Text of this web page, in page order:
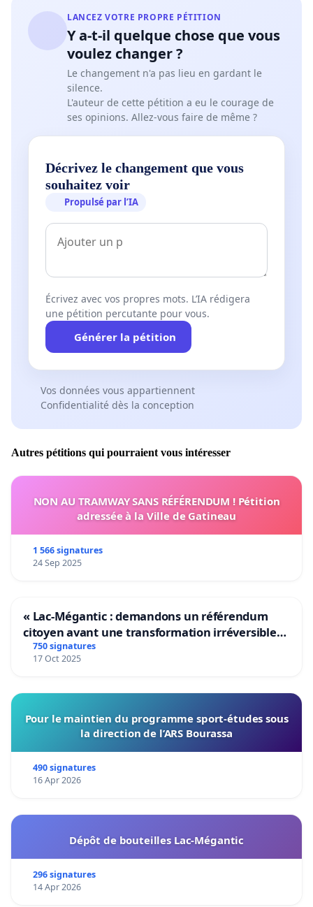
LANCEZ VOTRE PROPRE PÉTITION
Y a-t-il quelque chose que vous
voulez changer ?
Le changement n'a pas lieu en gardant le
silence.
L'auteur de cette pétition a eu le courage de
ses opinions. Allez-vous faire de même ?
Décrivez le changement que vous
souhaitez voir
Propulsé par l’IA
Écrivez avec vos propres mots. L’IA rédigera
une pétition percutante pour vous.
Générer la pétition
Vos données vous appartiennent
Confidentialité dès la conception
Autres pétitions qui pourraient vous intéresser
NON AU TRAMWAY SANS RÉFÉRENDUM ! Pétition
adressée à la Ville de Gatineau
1 566 signatures
24 Sep 2025
« Lac-Mégantic : demandons un référendum
citoyen avant une transformation irréversible
de notre territoire »
750 signatures
17 Oct 2025
Pour le maintien du programme sport-études sous
la direction de l’ARS Bourassa
490 signatures
16 Apr 2026
Dépôt de bouteilles Lac-Mégantic
296 signatures
14 Apr 2026